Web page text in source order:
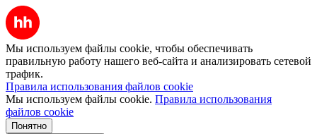
Мы используем файлы cookie, чтобы обеспечивать
правильную работу нашего веб-сайта и анализировать сетевой
трафик.
Правила использования файлов cookie
Мы используем файлы cookie. Правила использования
файлов cookie
Понятно